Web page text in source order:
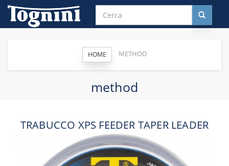
HOME METHOD
method
TRABUCCO XPS FEEDER TAPER LEADER